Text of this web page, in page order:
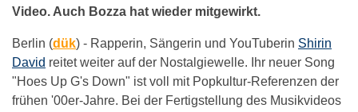
Video. Auch Bozza hat wieder mitgewirkt.
Berlin (dük) - Rapperin, Sängerin und YouTuberin Shirin
David reitet weiter auf der Nostalgiewelle. Ihr neuer Song
"Hoes Up G's Down" ist voll mit Popkultur-Referenzen der
frühen '00er-Jahre. Bei der Fertigstellung des Musikvideos